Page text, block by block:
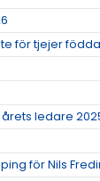
för tjejer födda
ledare
för Nils